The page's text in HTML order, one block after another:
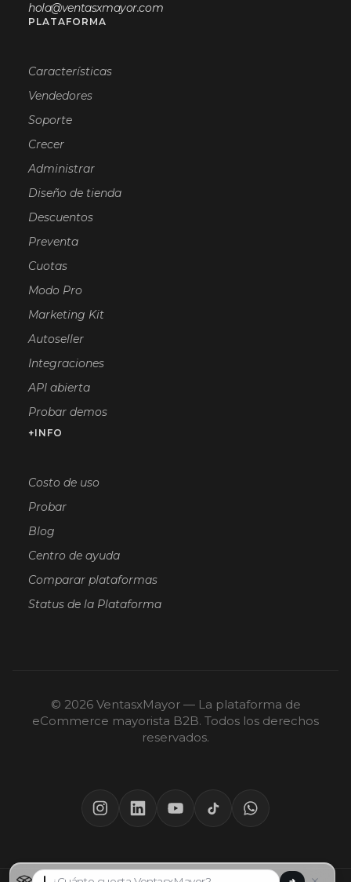
hola@ventasxmayor.com
PLATAFORMA
Características
Vendedores
Soporte
Crecer
Administrar
Diseño de tienda
Descuentos
Preventa
Cuotas
Modo Pro
Marketing Kit
Autoseller
Integraciones
API abierta
Probar demos
+INFO
Costo de uso
Probar
Blog
Centro de ayuda
Comparar plataformas
Status de la Plataforma
© 2026 VentasxMayor — La plataforma de
eCommerce mayorista B2B. Todos los derechos
reservados.